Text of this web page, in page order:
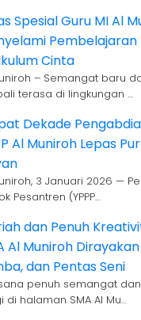
Spesial Guru MI Al
Cinta
– Semangat baru
terasa di lingkungan …
Dekade
Al Muniroh Lepas
3 Januari 2026 —
Pesantren (YPPP…
dan Penuh
Al Muniroh
dan Pentas Seni
penuh semangat
halaman SMA Al Mu…